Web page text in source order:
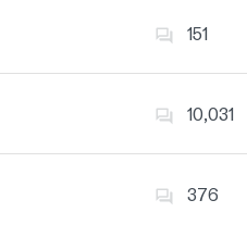
151
10,031
376